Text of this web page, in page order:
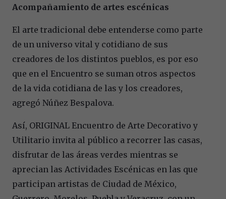
Acompañamiento de artes escénicas
El arte tradicional debe entenderse como parte
de un universo vital y cotidiano de sus
creadores de los distintos pueblos, es por eso
que en el Encuentro se suman otros aspectos
de la vida cotidiana de las y los creadores,
agregó Núñez Bespalova.
Así, ORIGINAL Encuentro de Arte Decorativo y
Utilitario invita al público a recorrer las casas,
disfrutar de las áreas verdes mientras se
aprecian las Actividades Escénicas en las que
participan artistas de Ciudad de México,